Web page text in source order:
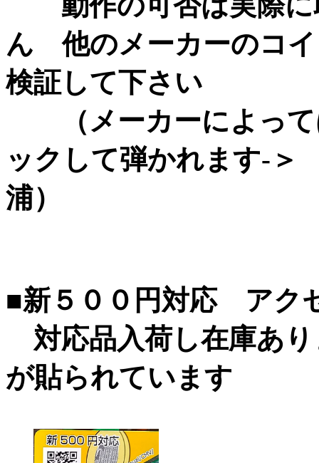
ん 他のメーカーのコ
検証して下さい
（メーカーによって
ックして弾かれます-
浦）
■新５００円対応 アク
対応品入荷し在庫あ
が貼られています